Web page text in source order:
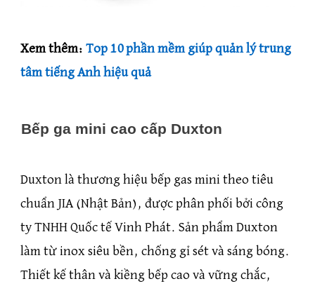
Xem thêm: Top 10 phần mềm giúp quản lý trung
tâm tiếng Anh hiệu quả
Bếp ga mini cao cấp Duxton
Duxton là thương hiệu bếp gas mini theo tiêu
chuẩn JIA (Nhật Bản), được phân phối bởi công
ty TNHH Quốc tế Vinh Phát. Sản phẩm Duxton
làm từ inox siêu bền, chống gỉ sét và sáng bóng.
Thiết kế thân và kiềng bếp cao và vững chắc,